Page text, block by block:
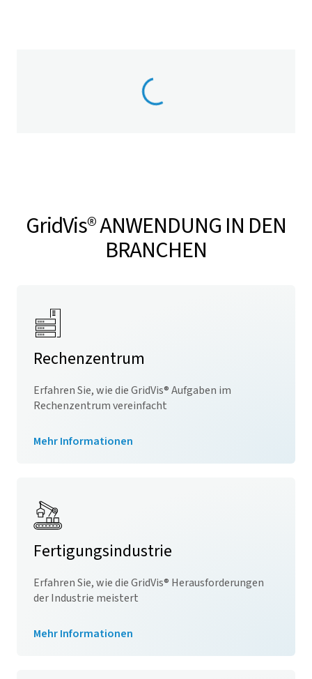
GridVis® ANWENDUNG IN DEN
BRANCHEN
Rechenzentrum
Erfahren Sie, wie dieGridVis® Aufgaben im
Rechenzentrum vereinfacht
Mehr Informationen
Fertigungsindustrie
Erfahren Sie, wie dieGridVis® Herausforderungen
der Industrie meistert
Mehr Informationen